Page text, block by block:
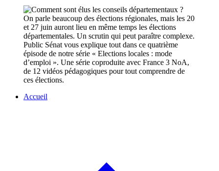
On parle beaucoup des élections régionales, mais les 20
et 27 juin auront lieu en même temps les élections
départementales. Un scrutin qui peut paraître complexe.
Public Sénat vous explique tout dans ce quatrième
épisode de notre série « Elections locales : mode
d’emploi ». Une série coproduite avec France 3 NoA,
de 12 vidéos pédagogiques pour tout comprendre de
ces élections.
Accueil